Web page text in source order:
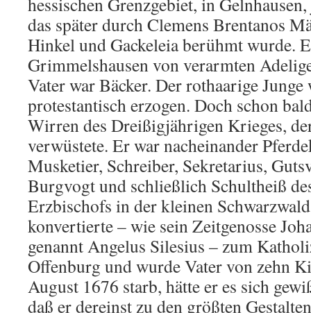
das später durch Clemens Brentanos
Hinkel und Gackeleia berühmt wurde.
Grimmelshausen von verarmten
Vater war Bäcker. Der rothaarige
protestantisch erzogen. Doch schon
Wirren des Dreißigjährigen Krieges,
verwüstete. Er war nacheinander
Musketier, Schreiber, Sekretarius,
Burgvogt und schließlich Schultheiß
Erzbischofs in der kleinen
konvertierte – wie sein Zeitgenosse
genannt Angelus Silesius – zum
Offenburg und wurde Vater von zehn
August 1676 starb, hätte er es sich
daß er dereinst zu den größten